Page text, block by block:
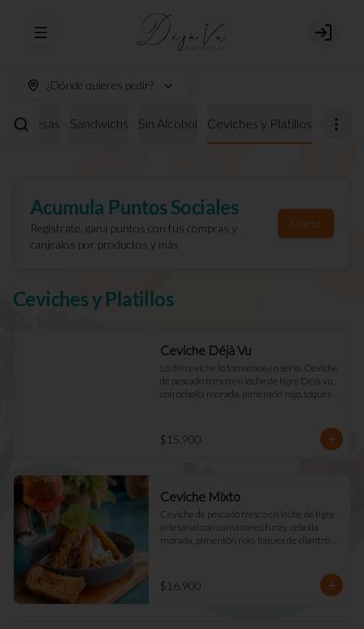
Abrir menu de navegación Login
¿Dónde quieres pedir?
Sandwichs Sin Alcohol Ceviches y Platillos
Acumula Puntos Sociales
Regístrate, gana puntos con tus compras y
canjealos por productos y más
Únete
Ceviches y Platillos
Ceviche Déjà Vu
Lo del ceviche lo tomamos en serio. Ceviche
de pescado fresco en leche de tigre Déjà vu,
con cebolla morada, pimentón rojo, toques
$15.900
Ceviche Mixto
Ceviche de pescado fresco en leche de tigre
artesanal con camarones furay, cebolla
morada, pimentón rojo, toques de cilantro y
$16.900